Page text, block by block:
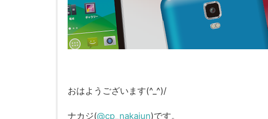
おはようございます(^_^)/
ナカジ(@cp_nakajun)です。